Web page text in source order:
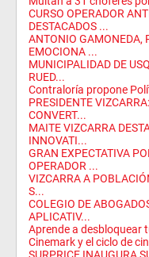
CURSO OPERADOR
DESTACADOS ...
ANTONIO GAMONEDA,
EMOCIONA ...
MUNICIPALIDAD DE
RUED...
Contraloría propone
PRESIDENTE
CONVERT...
MAITE VIZCARRA
INNOVATI...
GRAN EXPECTATIVA
OPERADOR ...
VIZCARRA A
S...
COLEGIO DE
APLICATIV...
Aprende a desbloquear
Cinemark y el ciclo de